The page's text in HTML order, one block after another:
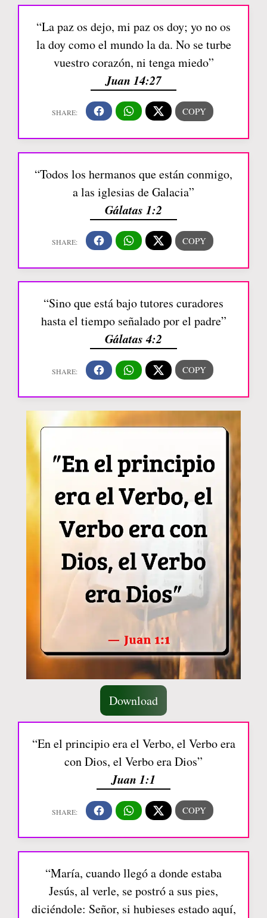
“La paz os dejo, mi paz os doy; yo no os
la doy como el mundo la da. No se turbe
vuestro corazón, ni tenga miedo”
Juan 14:27
“Todos los hermanos que están conmigo,
a las iglesias de Galacia”
Gálatas 1:2
“Sino que está bajo tutores curadores
hasta el tiempo señalado por el padre”
Gálatas 4:2
Download
“En el principio era el Verbo, el Verbo era
con Dios, el Verbo era Dios”
Juan 1:1
“María, cuando llegó a donde estaba
Jesús, al verle, se postró a sus pies,
diciéndole: Señor, si hubieses estado aquí,